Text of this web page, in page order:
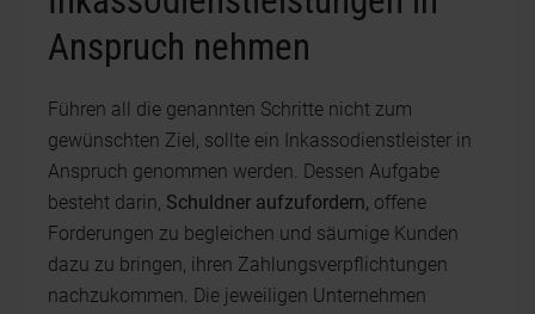
Anspruch nehmen
Führen all die genannten Schritte nicht zum
gewünschten Ziel, sollte ein Inkassodienstleister in
Anspruch genommen werden. Dessen Aufgabe
besteht darin, Schuldner aufzufordern, offene
Forderungen zu begleichen und säumige Kunden
dazu zu bringen, ihren Zahlungsverpflichtungen
nachzukommen. Die jeweiligen Unternehmen